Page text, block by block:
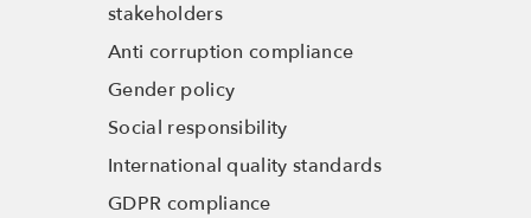
stakeholders
Anti corruption compliance
Gender policy
Social responsibility
International quality standards
GDPR compliance